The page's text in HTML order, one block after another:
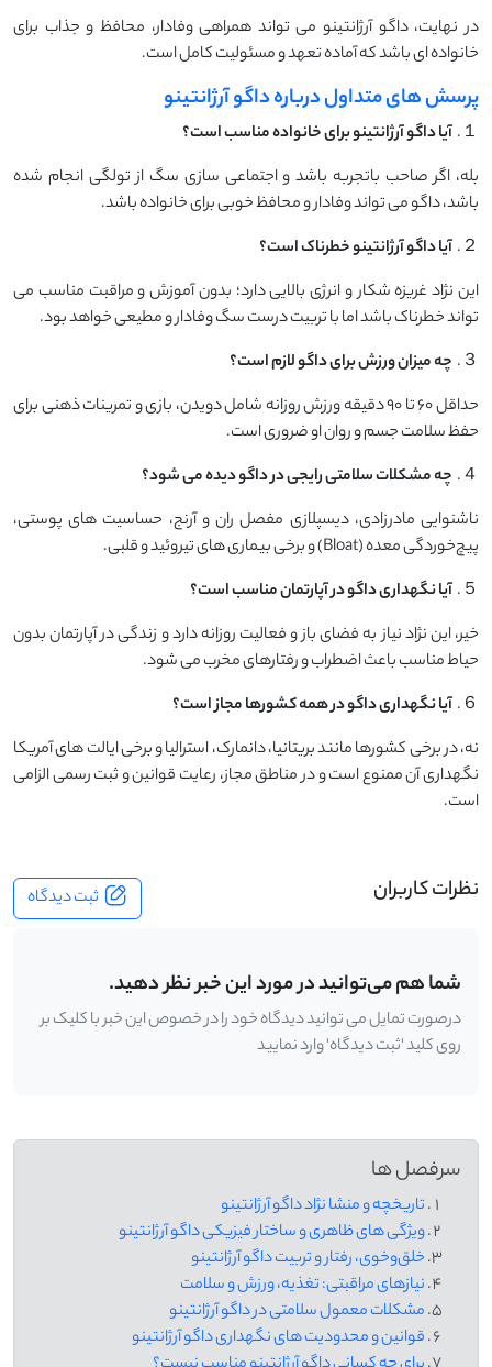
در نهایت، داگو آرژانتینو می ‌تواند همراهی وفادار، محافظ و جذاب برای
خانواده ‌ای باشد که آماده تعهد و مسئولیت کامل است.
پرسش‌ های متداول درباره داگو آرژانتینو
１. آیا داگو آرژانتینو برای خانواده مناسب است؟
بله، اگر صاحب باتجربه باشد و اجتماعی ‌سازی سگ از تولگی انجام شده
باشد، داگو می ‌تواند وفادار و محافظ خوبی برای خانواده باشد.
２. آیا داگو آرژانتینو خطرناک است؟
این نژاد غریزه شکار و انرژی بالایی دارد؛ بدون آموزش و مراقبت مناسب می
‌تواند خطرناک باشد اما با تربیت درست سگ وفادار و مطیعی خواهد بود.
３. چه میزان ورزش برای داگو لازم است؟
حداقل ۶۰ تا ۹۰ دقیقه ورزش روزانه شامل دویدن، بازی و تمرینات ذهنی برای
حفظ سلامت جسم و روان او ضروری است.
４. چه مشکلات سلامتی رایجی در داگو دیده می‌ شود؟
ناشنوایی مادرزادی، دیسپلازی مفصل ران و آرنج، حساسیت‌ های پوستی،
پیچ‌خوردگی معده (Bloat) و برخی بیماری ‌های تیروئید و قلبی.
５. آیا نگهداری داگو در آپارتمان مناسب است؟
خیر، این نژاد نیاز به فضای باز و فعالیت روزانه دارد و زندگی در آپارتمان بدون
حیاط مناسب باعث اضطراب و رفتارهای مخرب می ‌شود.
６. آیا نگهداری داگو در همه کشورها مجاز است؟
نه، در برخی کشورها مانند بریتانیا، دانمارک، استرالیا و برخی ایالت ‌های آمریکا
نگهداری آن ممنوع است و در مناطق مجاز، رعایت قوانین و ثبت رسمی الزامی
است.
نظرات کاربران ثبت دیدگاه
شما هم می‌توانید در مورد این خبر نظر دهید.
درصورت تمایل می توانید دیدگاه خود را در خصوص این خبر با کلیک بر
روی کلید 'ثبت دیدگاه' وارد نمایید
سرفصل ها
تاریخچه و منشا نژاد داگو آرژانتینو
ویژگی ‌های ظاهری و ساختار فیزیکی داگو آرژانتینو
خلق‌وخوی، رفتار و تربیت داگو آرژانتینو
نیازهای مراقبتی: تغذیه، ورزش و سلامت
مشکلات معمول سلامتی در داگو آرژانتینو
قوانین و محدودیت‌ های نگهداری داگو آرژانتینو